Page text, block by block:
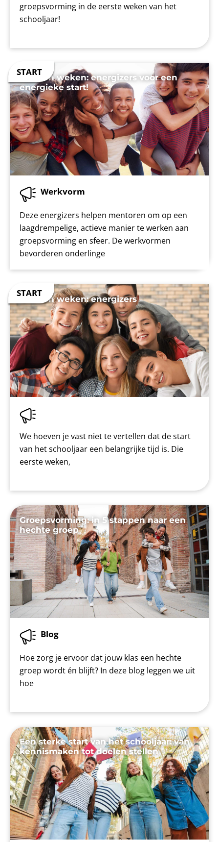
groepsvorming in de eerste weken van het
schooljaar!
Gouden weken: energizers voor een
energieke start!
Werkvorm
Deze energizers helpen mentoren om op een
laagdrempelige, actieve manier te werken aan
groepsvorming en sfeer. De werkvormen
bevorderen onderlinge
Gouden weken: energizers
We hoeven je vast niet te vertellen dat de start
van het schooljaar een belangrijke tijd is. Die
eerste weken,
Groepsvorming: in 5 stappen naar een
hechte groep
Blog
Hoe zorg je ervoor dat jouw klas een hechte
groep wordt én blijft? In deze blog leggen we uit
hoe
Een sterke start van het schooljaar: van
kennismaken tot doelen stellen